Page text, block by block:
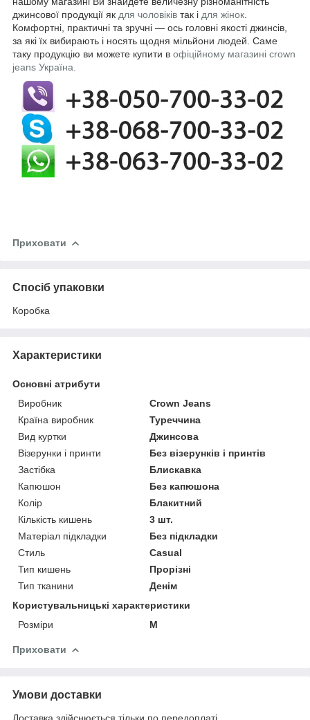
джинсової продукції як для чоловіків так і для жінок
Комфортні, практичні та зручні — ось головні якості джинсів,
за які їх вибирають і носять щодня мільйони людей. Саме
таку продукцію ви можете купити в офіційному магазині crown
jeans Україна.
Приховати
Спосіб упаковки
Коробка
Характеристики
Основні атрибути
Виробник
Crown Jeans
Країна виробник
Туреччина
Вид куртки
Джинсова
Візерунки і принти
Без візерунків і принтів
Застібка
Блискавка
Капюшон
Без капюшона
Колір
Блакитний
Кількість кишень
3 шт.
Матеріал підкладки
Без підкладки
Стиль
Casual
Тип кишень
Прорізні
Тип тканини
Денім
Користувальницькі характеристики
Розміри
M
Приховати
Умови доставки